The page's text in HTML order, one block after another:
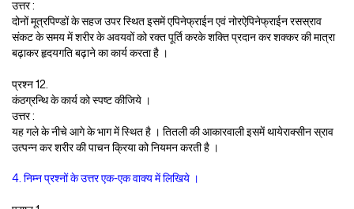
उत्तर :
दोनों मूत्रपिण्डों के सहज उपर स्थित इसमें एपिनेफ्राईन एवं नोरऐपिनेफ्राईन रसस्राव
संकट के समय में शरीर के अवयवों को रक्त पूर्ति करके शक्ति प्रदान कर शक्कर की मात्रा
बढ़ाकर हृदयगति बढ़ाने का कार्य करता है ।
प्रश्न 12.
कंठग्रन्थि के कार्य को स्पष्ट कीजिये ।
उत्तर :
यह गले के नीचे आगे के भाग में स्थित है । तितली की आकारवाली इसमें थायेराक्सीन स्राव
उत्पन्न कर शरीर की पाचन क्रिया को नियमन करती है ।
4. निम्न प्रश्नों के उत्तर एक-एक वाक्य में लिखिये ।